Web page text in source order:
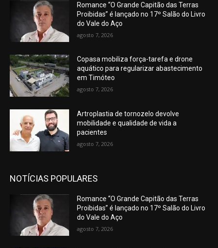
Romance “O Grande Capitão das Terras
Proibidas” é lançado no 17º Salão do Livro
do Vale do Aço
agosto 7, 2026
Copasa mobiliza força-tarefa e drone
aquático para regularizar abastecimento
em Timóteo
agosto 7, 2026
Artroplastia de tornozelo devolve
mobilidade e qualidade de vida a
pacientes
agosto 7, 2026
NOTÍCIAS POPULARES
Romance “O Grande Capitão das Terras
Proibidas” é lançado no 17º Salão do Livro
do Vale do Aço
agosto 7, 2026